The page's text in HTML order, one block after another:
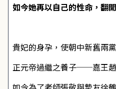
如今她再以自己的性命，翻
貴妃的身孕，使朝中新舊兩
正元帝過繼之養子──嘉王趙